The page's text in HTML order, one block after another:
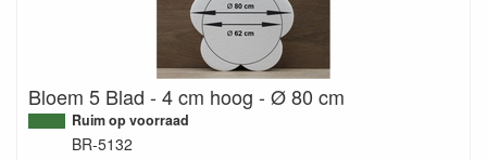
Bloem 5 Blad - 4 cm hoog - Ø 80 cm
Ruim op voorraad
BR-5132